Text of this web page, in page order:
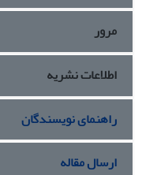
مرور
اطلاعات نشریه
راهنمای نویسندگان
ارسال مقاله